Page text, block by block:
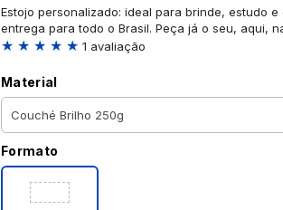
Estojo personalizado: ideal para brinde, estudo
entrega para todo o Brasil. Peça já o seu, aqui,
★ ★ ★ ★ ★ 1 avaliação
Material
Formato